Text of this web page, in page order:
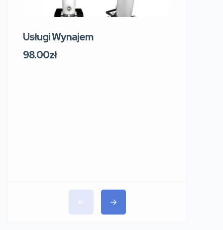
Usługi Wynajem
98.00zł